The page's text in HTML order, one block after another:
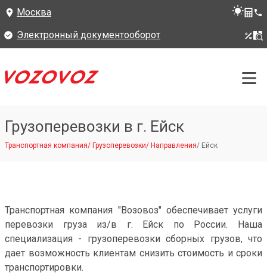
Москва
Электронный документооборот
Грузоперевозки в г. Ейск
Транспортная компания/ Грузоперевозки/ Направления/ Ейск
Транспортная компания "Возовоз" обеспечивает услуги
перевозки груза из/в г. Ейск по России. Наша
специализация - грузоперевозки сборных грузов, что
дает возможность клиентам снизить стоимость и сроки
транспортировки.